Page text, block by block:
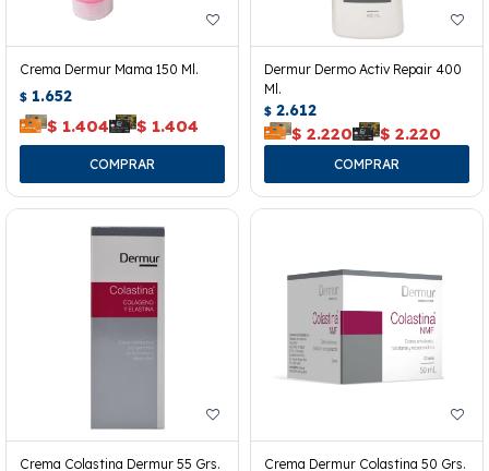
Crema Dermur Mama 150 Ml.
$ 1.652
$ 1.404 $ 1.404
Dermur Dermo Activ Repair 400
Ml.
$ 2.612
$ 2.220 $ 2.220
Crema Colastina Dermur 55 Grs. Crema Dermur Colastina 50 Grs.